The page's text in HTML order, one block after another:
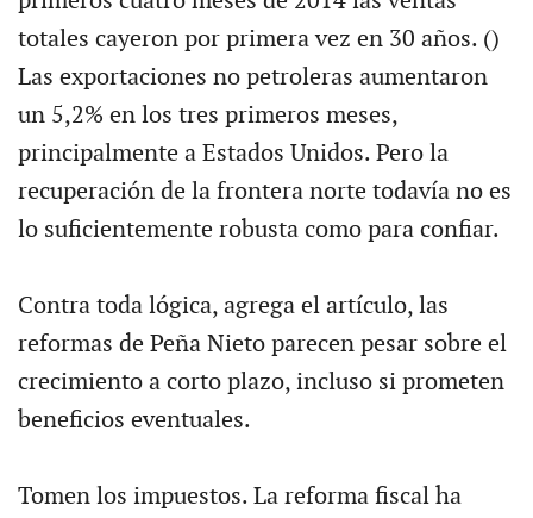
totales cayeron por primera vez en 30 años. ()
Las exportaciones no petroleras aumentaron
un 5,2% en los tres primeros meses,
principalmente a Estados Unidos. Pero la
recuperación de la frontera norte todavía no es
lo suficientemente robusta como para confiar.
Contra toda lógica, agrega el artículo, las
reformas de Peña Nieto parecen pesar sobre el
crecimiento a corto plazo, incluso si prometen
beneficios eventuales.
Tomen los impuestos. La reforma fiscal ha